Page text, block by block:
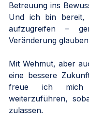
Betreuung ins
Und ich bin bereit,
aufzugreifen –
Veränderung
Mit Wehmut, aber
eine bessere
freue ich mich
weiterzuführen,
zulassen.